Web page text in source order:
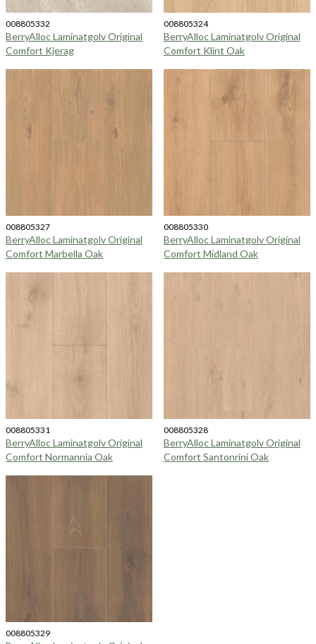
008805332
BerryAlloc Laminatgolv Original
Comfort Kjerag
008805324
BerryAlloc Laminatgolv Original
Comfort Klint Oak
008805327
BerryAlloc Laminatgolv Original
Comfort Marbella Oak
008805330
BerryAlloc Laminatgolv Original
Comfort Midland Oak
008805331
BerryAlloc Laminatgolv Original
Comfort Normannia Oak
008805328
BerryAlloc Laminatgolv Original
Comfort Santonrini Oak
008805329